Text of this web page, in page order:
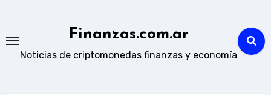
content
Finanzas.com.ar
Noticias de criptomonedas finanzas y economía